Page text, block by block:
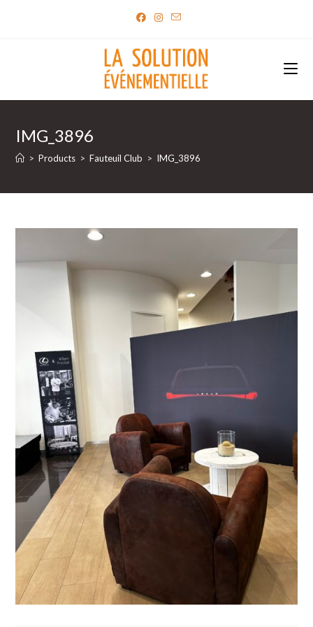
IMG_3896
> Products > Fauteuil Club > IMG_3896